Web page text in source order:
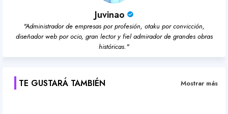
Juvinao
"Administrador de empresas por profesión, otaku por convicción,
diseñador web por ocio, gran lector y fiel admirador de grandes obras
históricas."
TE GUSTARÁ TAMBIÉN Mostrar más